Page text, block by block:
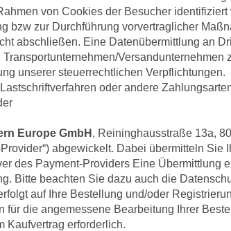
von Cookies der Besucher
bzw zur Durchführung vorvertraglicher
abschließen. Eine Datenübermittlung an
unserer steuerrechtlichen Verpflichtungen.
oder andere
Europe GmbH , Reininghausstraße 13a,
abgewickelt. Dabei übermitteln
des Payment-Providers Eine Übermittlung
Bitte beachten Sie dazu auch die
auf Ihre Bestellung und/oder
für die angemessene Bearbeitung Ihrer
Kaufvertrag erforderlich.